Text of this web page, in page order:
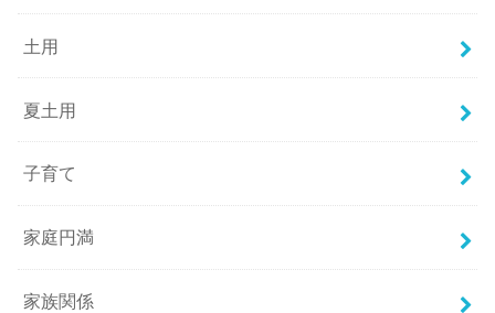
土用
夏土用
子育て
家庭円満
家族関係